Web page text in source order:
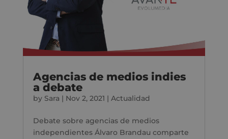
Agencias de medios indies
a debate
by Sara | Nov 2, 2021 | Actualidad
Debate sobre agencias de medios
independientes Álvaro Brandau comparte